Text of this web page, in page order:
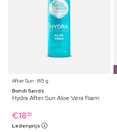
After Sun ⋅ 165 g
Bondi Sands
Hydra After Sun Aloe Vera Foam
€18 59
Ledenprijs